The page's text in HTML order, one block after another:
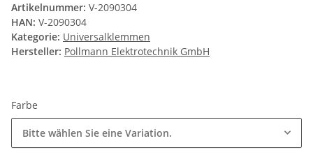
Artikelnummer: V-2090304
HAN: V-2090304
Kategorie: Universalklemmen
Hersteller: Pollmann Elektrotechnik GmbH
Farbe
Bitte wählen Sie eine Variation.